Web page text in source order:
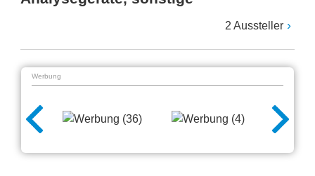
2 Aussteller
Werbung